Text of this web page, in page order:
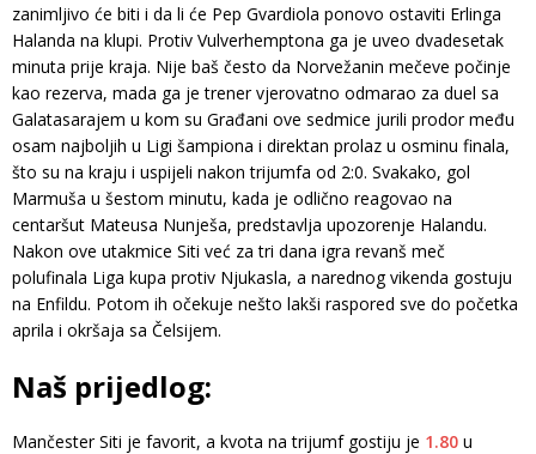
zanimljivo će biti i da li će Pep Gvardiola ponovo ostaviti Erlinga
Halanda na klupi. Protiv Vulverhemptona ga je uveo dvadesetak
minuta prije kraja. Nije baš često da Norvežanin mečeve počinje
kao rezerva, mada ga je trener vjerovatno odmarao za duel sa
Galatasarajem u kom su Građani ove sedmice jurili prodor među
osam najboljih u Ligi šampiona i direktan prolaz u osminu finala,
što su na kraju i uspijeli nakon trijumfa od 2:0. Svakako, gol
Marmuša u šestom minutu, kada je odlično reagovao na
centaršut Mateusa Nunješa, predstavlja upozorenje Halandu.
Nakon ove utakmice Siti već za tri dana igra revanš meč
polufinala Liga kupa protiv Njukasla, a narednog vikenda gostuju
na Enfildu. Potom ih očekuje nešto lakši raspored sve do početka
aprila i okršaja sa Čelsijem.
Naš prijedlog:
Mančester Siti je favorit, a kvota na trijumf gostiju je 1.80 u